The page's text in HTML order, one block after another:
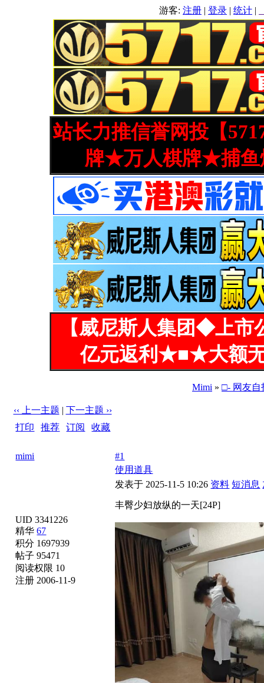
游客: 注册 | 登录 | 统计 |
站长力推信誉网投【
牌★万人棋牌★捕鱼
【威尼斯人集团◆上
亿元返利★■★大额
Mimi » □- 网友自
‹‹ 上一主题 | 下一主题 ››
打印 |推荐 |订阅 |收藏
mimi
UID 3341226
精华67
积分 1697939
帖子 95471
阅读权限 10
注册 2006-11-9
#1
使用道具
发表于 2025-11-5 10:26 资料 短消息
丰臀少妇放纵的一天[24P]